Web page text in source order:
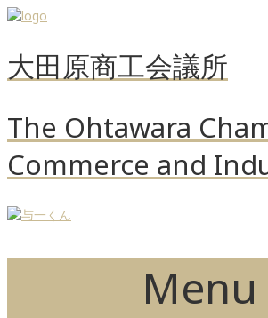
大田原商工会議所
The Ohtawara
Commerce and
Menu